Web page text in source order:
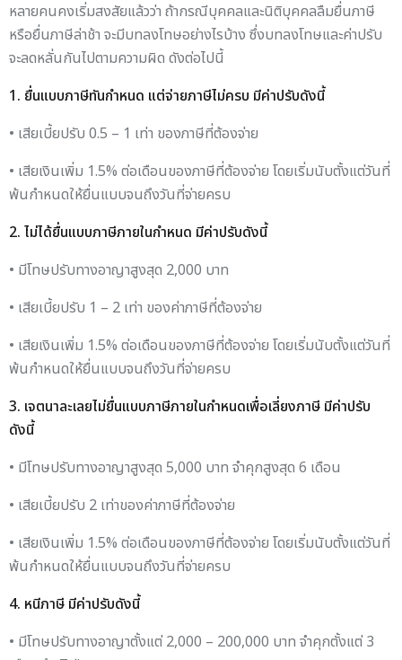
หลายคนคงเริ่มสงสัยแล้วว่า ถ้ากรณีบุคคลและนิติบุคคลลืมยื่นภาษี
หรือยื่นภาษีล่าช้า จะมีบทลงโทษอย่างไรบ้าง ซึ่งบทลงโทษและค่าปรับ
จะลดหลั่นกันไปตามความผิด ดังต่อไปนี้
1. ยื่นแบบภาษีทันกำหนด แต่จ่ายภาษีไม่ครบ มีค่าปรับดังนี้
• เสียเบี้ยปรับ 0.5 – 1 เท่า ของภาษีที่ต้องจ่าย
• เสียเงินเพิ่ม 1.5% ต่อเดือนของภาษีที่ต้องจ่าย โดยเริ่มนับตั้งแต่วันที่
พ้นกำหนดให้ยื่นแบบจนถึงวันที่จ่ายครบ
2. ไม่ได้ยื่นแบบภาษีภายในกำหนด มีค่าปรับดังนี้
• มีโทษปรับทางอาญาสูงสุด 2,000 บาท
• เสียเบี้ยปรับ 1 – 2 เท่า ของค่าภาษีที่ต้องจ่าย
• เสียเงินเพิ่ม 1.5% ต่อเดือนของภาษีที่ต้องจ่าย โดยเริ่มนับตั้งแต่วันที่
พ้นกำหนดให้ยื่นแบบจนถึงวันที่จ่ายครบ
3. เจตนาละเลยไม่ยื่นแบบภาษีภายในกำหนดเพื่อเลี่ยงภาษี มีค่าปรับ
ดังนี้
• มีโทษปรับทางอาญาสูงสุด 5,000 บาท จำคุกสูงสุด 6 เดือน
• เสียเบี้ยปรับ 2 เท่าของค่าภาษีที่ต้องจ่าย
• เสียเงินเพิ่ม 1.5% ต่อเดือนของภาษีที่ต้องจ่าย โดยเริ่มนับตั้งแต่วันที่
พ้นกำหนดให้ยื่นแบบจนถึงวันที่จ่ายครบ
4. หนีภาษี มีค่าปรับดังนี้
• มีโทษปรับทางอาญาตั้งแต่ 2,000 – 200,000 บาท จำคุกตั้งแต่ 3